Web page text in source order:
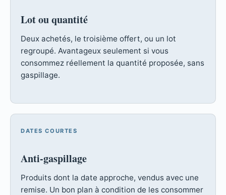
Lot ou quantité
Deux achetés, le troisième offert, ou un lot
regroupé. Avantageux seulement si vous
consommez réellement la quantité proposée, sans
gaspillage.
DATES COURTES
Anti-gaspillage
Produits dont la date approche, vendus avec une
remise. Un bon plan à condition de les consommer